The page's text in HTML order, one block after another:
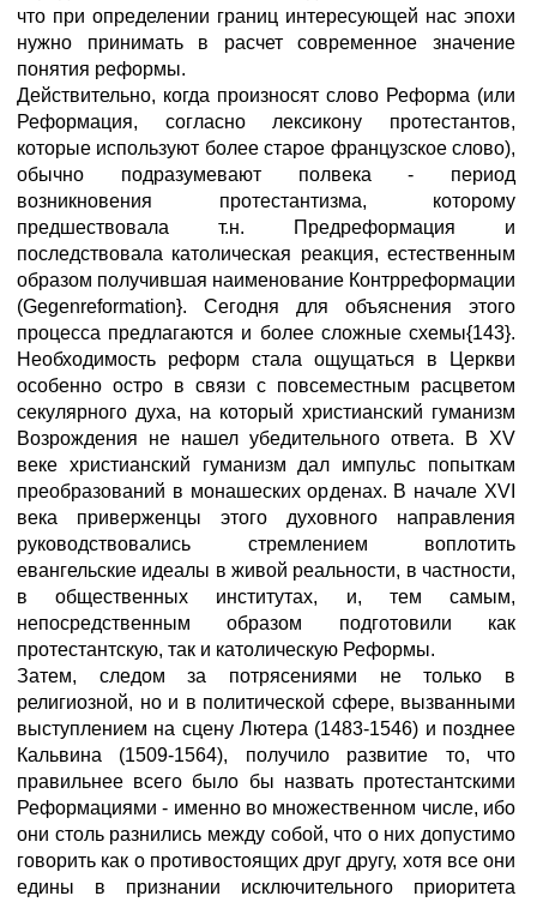
что при определении границ интересующей нас эпохи
нужно принимать в расчет современное значение
понятия реформы.
Действительно, когда произносят слово Реформа (или
Реформация, согласно лексикону протестантов,
которые используют более старое французское слово),
обычно подразумевают полвека - период
возникновения протестантизма, которому
предшествовала т.н. Предреформация и
последствовала католическая реакция, естественным
образом получившая наименование Контрреформации
(Gegenreformation}. Сегодня для объяснения этого
процесса предлагаются и более сложные схемы{143}.
Необходимость реформ стала ощущаться в Церкви
особенно остро в связи с повсеместным расцветом
секулярного духа, на который христианский гуманизм
Возрождения не нашел убедительного ответа. В XV
веке христианский гуманизм дал импульс попыткам
преобразований в монашеских орденах. В начале XVI
века приверженцы этого духовного направления
руководствовались стремлением воплотить
евангельские идеалы в живой реальности, в частности,
в общественных институтах, и, тем самым,
непосредственным образом подготовили как
протестантскую, так и католическую Реформы.
Затем, следом за потрясениями не только в
религиозной, но и в политической сфере, вызванными
выступлением на сцену Лютера (1483-1546) и позднее
Кальвина (1509-1564), получило развитие то, что
правильнее всего было бы назвать протестантскими
Реформациями - именно во множественном числе, ибо
они столь разнились между собой, что о них допустимо
говорить как о противостоящих друг другу, хотя все они
едины в признании исключительного приоритета